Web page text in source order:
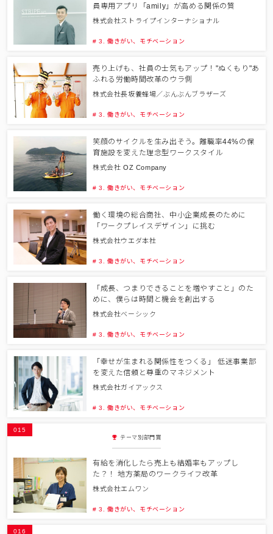
員専用アプリ「amily」が高める関係の質
株式会社ストライプインターナショナル
# 3. 働きがい、モチベーション
売り上げも、社員の士気もアップ！"ぬくもり"あ
ふれる労働時間改革のウラ側
株式会社長坂養蜂場／ぶんぶんブラザーズ
# 3. 働きがい、モチベーション
笑顔のサイクルを生み出そう。離職率44%の保
育施設を変えた理念型ワークスタイル
株式会社 OZ Company
# 3. 働きがい、モチベーション
働く環境の総合商社、中小企業成長のために
「ワークプレイスデザイン」に挑む
株式会社ウエダ本社
# 3. 働きがい、モチベーション
「成長、つまりできることを増やすこと」のた
めに、僕らは時間と機会を創出する
株式会社ベーシック
# 3. 働きがい、モチベーション
「幸せが生まれる関係性をつくる」 低迷事業部
を変えた信頼と尊重のマネジメント
株式会社ガイアックス
# 3. 働きがい、モチベーション
015
テーマ別部門賞
有給を消化したら売上も結婚率もアップし
た？！ 地方薬局のワークライフ改革
株式会社エムワン
# 3. 働きがい、モチベーション
016